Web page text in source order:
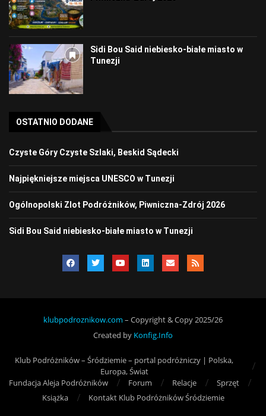
Sidi Bou Said niebiesko-białe miasto w
Tunezji
OSTATNIO DODANE
Czyste Góry Czyste Szlaki, Beskid Sądecki
Najpiękniejsze miejsca UNESCO w Tunezji
Ogólnopolski Zlot Podróżników, Piwniczna-Zdrój 2026
Sidi Bou Said niebiesko-białe miasto w Tunezji
klubpodroznikow.com – Copyright & Copy 2025/26
Created by Konfig.Info
Klub Podróżników – Śródziemie – portal podróżniczy | Polska,
Europa, Świat
Fundacja Aleja Podróżników
Forum Relacje
Sprzęt
Książka
Kontakt Klub Podróżników Śródziemie